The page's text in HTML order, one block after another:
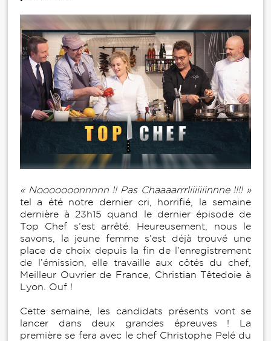
« Nooooooonnnnn !! Pas Chaaaarrrliiiiiiinnne !!!! »
tel a été notre dernier cri, horrifié, la semaine
dernière à 23h15 quand le dernier épisode de
Top Chef s’est arrêté. Heureusement, nous le
savons, la jeune femme s’est déjà trouvé une
place de choix depuis la fin de l’enregistrement
de l’émission, elle travaille aux côtés du chef,
Meilleur Ouvrier de France, Christian Têtedoie à
Lyon. Ouf !
Cette semaine, les candidats présents vont se
lancer dans deux grandes épreuves ! La
première se fera avec le chef Christophe Pelé du